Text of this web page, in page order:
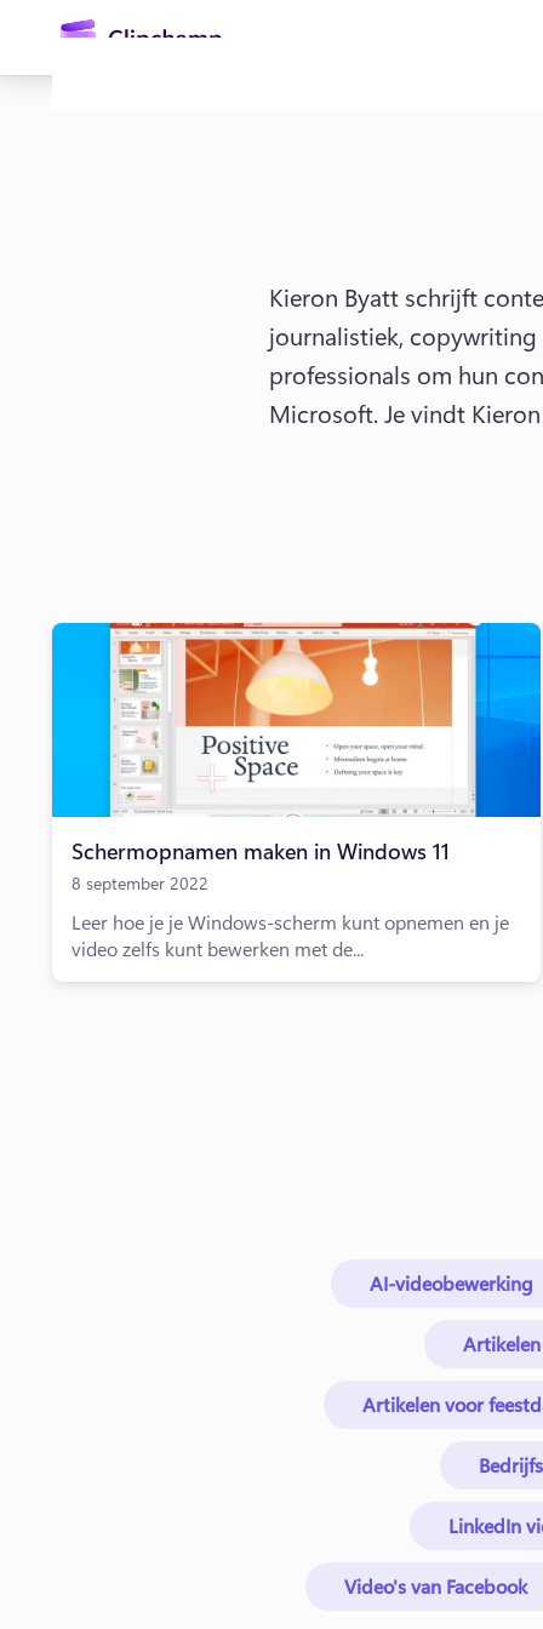
Aanmelden
Gratis uitproberen
Kieron Byatt schrijft
journalistiek,
professionals om hun
Microsoft. Je vindt
Schermopnamen maken in Windows 11
8 september 2022
Leer hoe je je Windows-scherm kunt opnemen en je
video zelfs kunt bewerken met de...
AI-videobewerking
Artikelen voor
LinkedIn
Video's van Facebook